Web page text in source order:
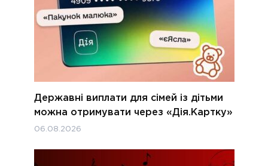
Державні виплати для сімей із дітьми
можна отримувати через «Дія.Картку»
06.08.2026